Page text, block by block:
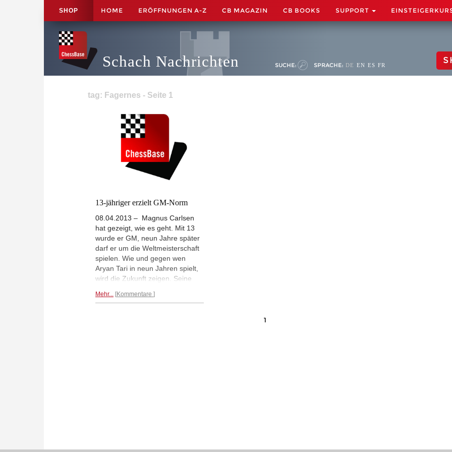
SHOP HOME ERÖFFNUNGEN A-Z CB MAGAZIN CB BOOKS SUPPORT
Schach Nachrichten SUCHE: SPRACHE: DE EN ES FR
tag: Fagernes - Seite 1
13-jähriger erzielt GM-Norm
08.04.2013 – Magnus Carlsen
hat gezeigt, wie es geht. Mit 13
wurde er GM, neun Jahre später
darf er um die Weltmeisterschaft
spielen. Wie und gegen wen
Aryan Tari in neun Jahren spielt,
wird die Zukunft zeigen. Seine
jährige Norweger allerdings
Mehr... Kommentare
1